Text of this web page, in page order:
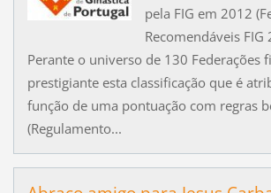
pela FIG em 2012
Recomendáveis FIG
Perante o universo de 130 Federações
prestigiante esta classificação que é
função de uma pontuação com regras
(Regulamento...